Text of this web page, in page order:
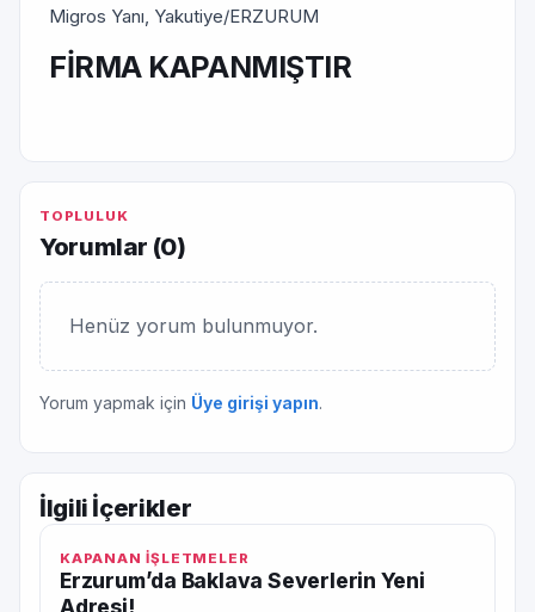
Migros Yanı, Yakutiye/ERZURUM
FİRMA KAPANMIŞTIR
TOPLULUK
Yorumlar (0)
Henüz yorum bulunmuyor.
Yorum yapmak için Üye girişi yapın.
İlgili İçerikler
KAPANAN İŞLETMELER
Erzurum’da Baklava Severlerin Yeni
Adresi!